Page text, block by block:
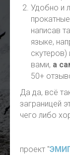
Удобно и
написав
языке,
вами, а
50+
Да да, всё
заграницей
чего либо
проект "